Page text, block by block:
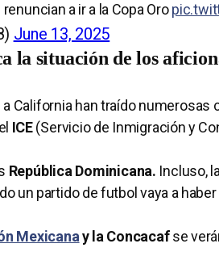
a ir a la Copa Oro
June 13, 2025
la situación de los
a California han traído
ICE(Servicio de Inmigración y
República Dominicana. Incluso,
un partido de futbol vaya a
Mexicanay la Concacafse